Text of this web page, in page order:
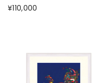
¥110,000